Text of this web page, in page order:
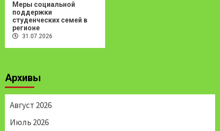
Меры социальной
поддержки
студенческих семей в
регионе
31.07.2026
Архивы
Август 2026
Июль 2026